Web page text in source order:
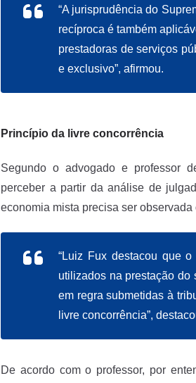
“A jurisprudência do
recíproca é também
prestadoras de serviços
e exclusivo”, afirmou.
Princípio da livre concorrência
Segundo o advogado e professor
perceber a partir da análise de
economia mista precisa ser observada
“Luiz Fux destacou que
utilizados na prestação
em regra submetidas à
livre concorrência”,
De acordo com o professor, por